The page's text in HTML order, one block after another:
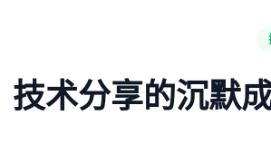
技术分享的沉默